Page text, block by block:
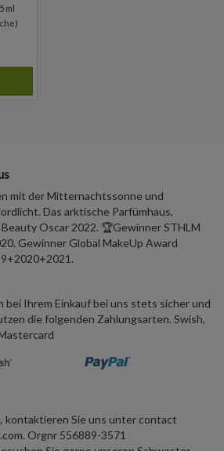
ml
mit der Mitternachtssonne und
Das arktische Parfümhaus,
Oscar 2022. 🏆Gewinner STHLM
Gewinner Global MakeUp Award
bei Ihrem Einkauf bei uns stets sicher und
die folgenden Zahlungsarten. Swish,
kontaktieren Sie uns unter contact
Orgnr 556889-3571